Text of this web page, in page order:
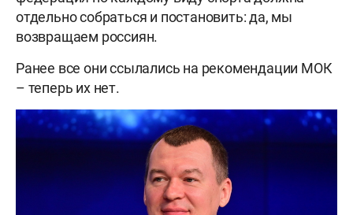
отдельно собраться и постановить: да, мы
возвращаем россиян.
Ранее все они ссылались на рекомендации МОК
– теперь их нет.